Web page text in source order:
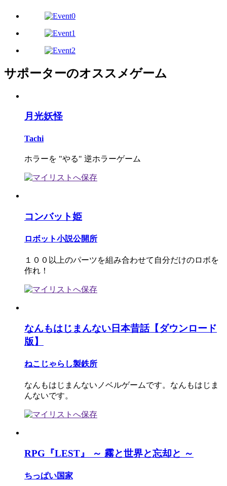
サポーターのオススメゲーム
月光妖怪
Tachi
ホラーを "やる" 逆ホラーゲーム
コンバット姫
ロボット小説公開所
１００以上のパーツを組み合わせて自分だけのロボを
作れ！
なんもはじまんない日本昔話【ダウンロード
版】
ねこじゃらし製鉄所
なんもはじまんないノベルゲームです。なんもはじま
んないです。
RPG『LEST』 ～ 霧と世界と忘却と ～
ちっぱい国家